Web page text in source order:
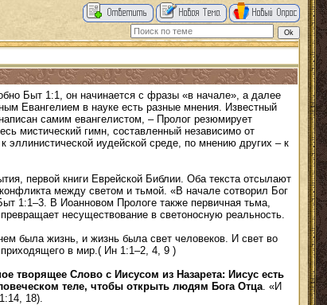
Быт 1:1, он начинается с фразы «в начале», а далее
Евангелием в науке есть разные мнения. Известный
самим евангелистом, – Пролог резюмирует
мистический гимн, составленный независимо от
иудейской среде, по мнению других – к
первой книги Еврейской Библии. Оба текста отсылают
между светом и тьмой. «В начале сотворил Бог
1:1–3. В Иоанновом Прологе также первичная тьма,
несуществование в светоносную реальность.
была жизнь, и жизнь была свет человеков. И свет во
в мир.( Ин 1:1–2, 4, 9 )
творящее Слово с Иисусом из Назарета: Иисус есть
теле, чтобы открыть людям Бога Отца . «И
18).